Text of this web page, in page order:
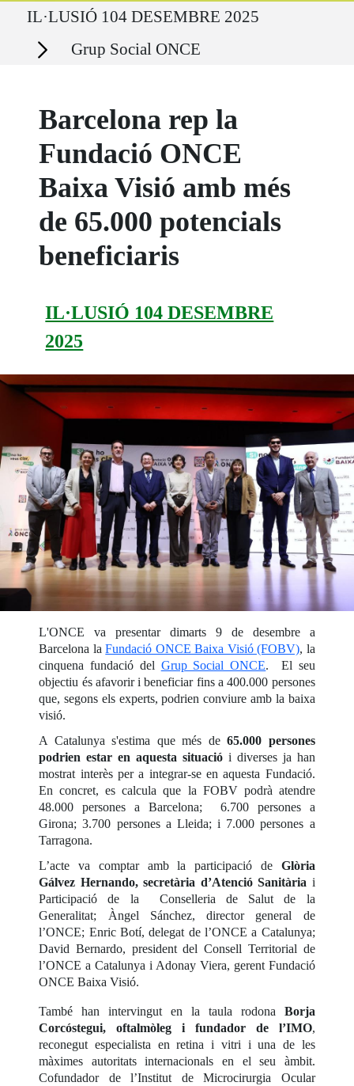
IL·LUSIÓ 104 DESEMBRE 2025
Secciones Grup Social ONCE
Barcelona rep la
Fundació ONCE
Baixa Visió amb més
de 65.000 potencials
beneficiaris
IL·LUSIÓ 104 DESEMBRE
2025
L'ONCE va presentar dimarts 9 de desembre a
Barcelona laFundació ONCE Baixa Visió (FOBV), la
cinquena fundació del Grup Social ONCE. El seu
objectiu és afavorir i beneficiar fins a 400.000 persones
que, segons els experts, podrien conviure amb la baixa
visió.
A Catalunya s'estima que més de65.000 persones
podrien estar en aquesta situació i diverses ja han
mostrat interès per a integrar-se en aquesta Fundació.
En concret, es calcula que la FOBV podrà atendre
48.000 persones a Barcelona; 6.700 persones a
Girona; 3.700 persones a Lleida; i 7.000 persones a
Tarragona.
L’acte va comptar amb la participació de Glòria
Gálvez Hernando, secretària d’Atenció Sanitària i
Participació de la Conselleria de Salut de la
Generalitat; Àngel Sánchez, director general de
l’ONCE; Enric Botí, delegat de l’ONCE a Catalunya;
David Bernardo, president del Consell Territorial de
l’ONCE a Catalunya i Adonay Viera, gerent Fundació
ONCE Baixa Visió.
També han intervingut en la taula rodona Borja
Corcóstegui, oftalmòleg i fundador de l’IMO,
reconegut especialista en retina i vitri i una de les
màximes autoritats internacionals en el seu àmbit.
Cofundador de l’Institut de Microcirurgia Ocular